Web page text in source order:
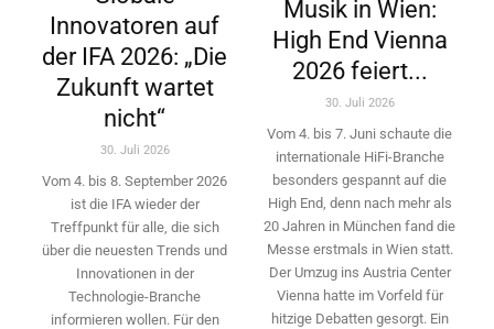
Innovatoren auf
der IFA 2026: „Die
Zukunft wartet
nicht“
30. Juli 2026
Vom 4. bis 8. September 2026
ist die IFA wieder der
Treffpunkt für alle, die sich
über die neuesten Trends und
Innovationen in der
Technologie-­Branche
informieren wollen. Für den
Musik in Wien:
High End Vienna
2026 feiert...
30. Juli 2026
Vom 4. bis 7. Juni schaute die
internationale HiFi-Branche
besonders gespannt auf die
High End, denn nach mehr als
20 Jahren in München fand die
Messe erstmals in Wien statt.
Der Umzug ins Austria Center
Vienna hatte im Vorfeld für
hitzige Debatten gesorgt. Ein